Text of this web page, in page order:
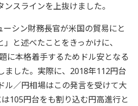
スラインを上抜けました。
シン財務長官が米国の貿易にと
と述べたことをきっかけに、
に本格着手するためドル安となる
ました。実際に、2018年112円台
ル／円相場はこの発言を受けて大
105円台をも割り込む円高進行と